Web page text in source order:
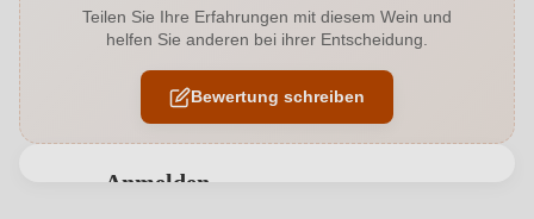
Allergene Enthält Sulfite
Ausbau Barrique
Teilen Sie Ihre Erfahrungen mit diesem Wein und
helfen Sie anderen bei ihrer Entscheidung.
Bewertung schreiben
Anmelden